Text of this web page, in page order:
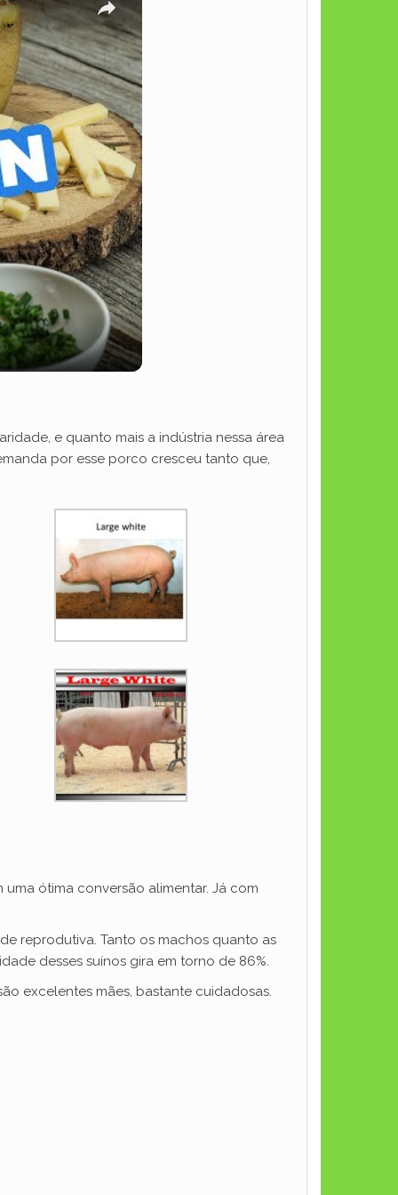
e quanto mais a indústria nessa área
por esse porco cresceu tanto que,
ótima conversão alimentar. Já com
reprodutiva. Tanto os machos quanto as
desses suínos gira em torno de 86%.
excelentes mães, bastante cuidadosas.